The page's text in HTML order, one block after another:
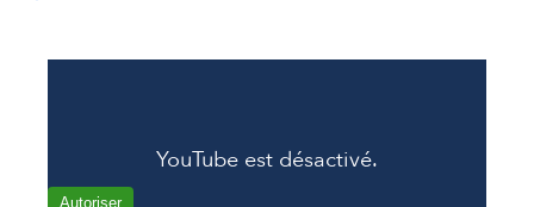
YouTube est désactivé.
Autoriser